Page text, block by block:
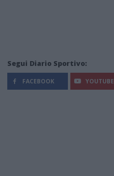
Segui Diario Sportivo:
FACEBOOK YOUTUBE